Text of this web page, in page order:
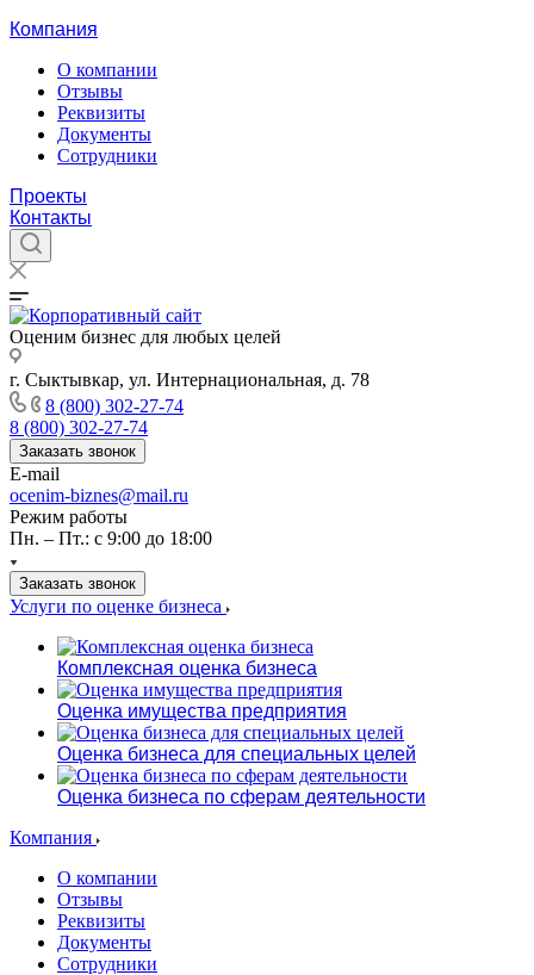
Компания
О компании
Отзывы
Реквизиты
Документы
Сотрудники
Проекты
Контакты
Оценим бизнес для любых целей
г. Сыктывкар, ул. Интернациональная, д. 78
8 (800) 302-27-74
8 (800) 302-27-74
Заказать звонок
E-mail
ocenim-biznes@mail.ru
Режим работы
Пн. – Пт.: с 9:00 до 18:00
Заказать звонок
Услуги по оценке бизнеса
Комплексная оценка бизнеса
Оценка имущества предприятия
Оценка бизнеса для специальных целей
Оценка бизнеса по сферам деятельности
Компания
О компании
Отзывы
Реквизиты
Документы
Сотрудники